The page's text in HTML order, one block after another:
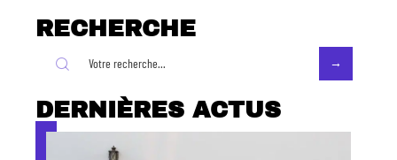
RECHERCHE
DERNIÈRES ACTUS